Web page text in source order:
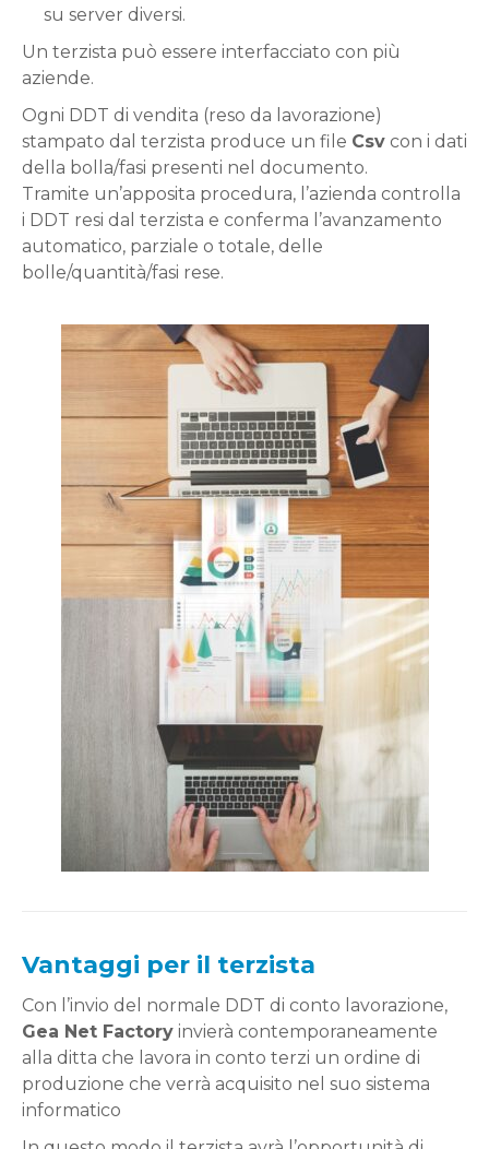
su server diversi.
Un terzista può essere interfacciato con più
aziende.
Ogni DDT di vendita (reso da lavorazione)
stampato dal terzista produce un file Csv con i dati
della bolla/fasi presenti nel documento.
Tramite un’apposita procedura, l’azienda controlla
i DDT resi dal terzista e conferma l’avanzamento
automatico, parziale o totale, delle
bolle/quantità/fasi rese.
Vantaggi per il terzista
Con l’invio del normale DDT di conto lavorazione,
Gea Net Factory invierà contemporaneamente
alla ditta che lavora in conto terzi un ordine di
produzione che verrà acquisito nel suo sistema
informatico